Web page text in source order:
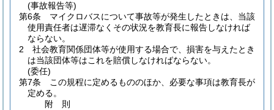
(事故報告等)
第6条
マイクロバスについて事故等が発生したときは、当該
使用責任者は遅滞なくその状況を教育長に報告しなければ
ならない。
2
社会教育関係団体等が使用する場合で、損害を与えたとき
は当該団体等はこれを賠償しなければならない。
(委任)
第7条
この規程に定めるもののほか、必要な事項は教育長が
定める。
附 則